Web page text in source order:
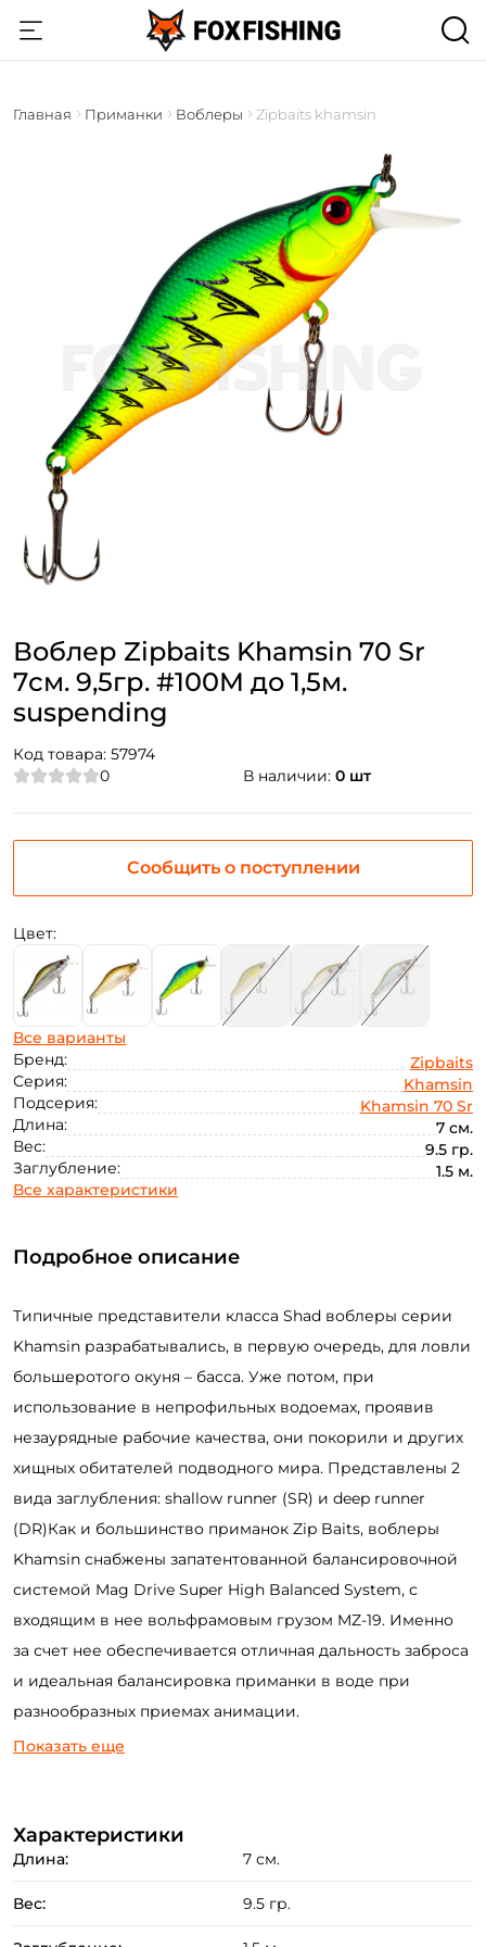
Главная Приманки Воблеры Zipbaits khamsin
Воблер Zipbaits Khamsin 70 Sr
7см. 9,5гр. #100M до 1,5м.
suspending
Код товара: 57974
0
В наличии: 0 шт
Цвет:
Все варианты
Бренд:
Zipbaits
Серия:
Khamsin
Подсерия:
Khamsin 70 Sr
Длина:
7 см.
Вес:
9.5 гр.
Заглубление:
1.5 м.
Все характеристики
Сообщить о поступлении
Подробное описание
Типичные представители класса Shad воблеры серии
Khamsin разрабатывались, в первую очередь, для ловли
большеротого окуня – басса. Уже потом, при
использование в непрофильных водоемах, проявив
незаурядные рабочие качества, они покорили и других
хищных обитателей подводного мира. Представлены 2
вида заглубления: shallow runner (SR) и deep runner
(DR)Как и большинство приманок Zip Baits, воблеры
Khamsin снабжены запатентованной балансировочной
системой Mag Drive Super High Balanced System, с
входящим в нее вольфрамовым грузом MZ-19. Именно
за счет нее обеспечивается отличная дальность заброса
и идеальная балансировка приманки в воде при
разнообразных приемах анимации.
Показать еще
Характеристики
Длина: 7 см.
Вес: 9.5 гр.